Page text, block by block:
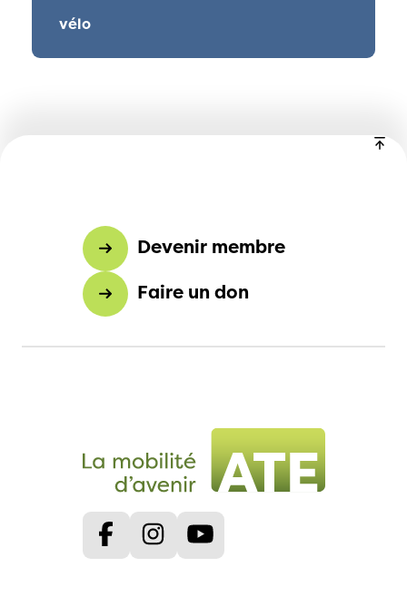
vélo
Devenir membre
Faire un don
FacebookInstagram